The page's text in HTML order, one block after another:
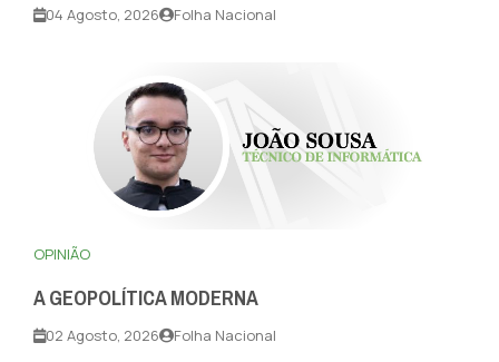
04 Agosto, 2026 Folha Nacional
OPINIÃO
A GEOPOLÍTICA MODERNA
02 Agosto, 2026 Folha Nacional